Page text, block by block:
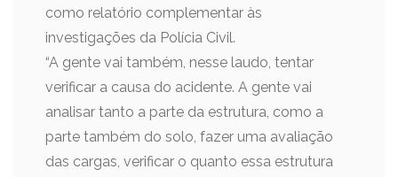
como relatório complementar às
investigações da Polícia Civil.
“A gente vai também, nesse laudo, tentar
verificar a causa do acidente. A gente vai
analisar tanto a parte da estrutura, como a
parte também do solo, fazer uma avaliação
das cargas, verificar o quanto essa estrutura